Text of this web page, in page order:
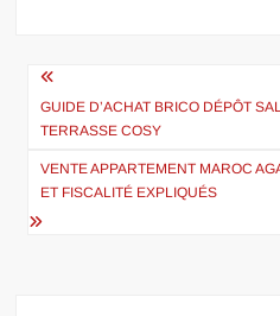
Navigation
de
l’article
GUIDE D’ACHAT BRICO DÉPÔT
TERRASSE COSY
VENTE APPARTEMENT MAROC
ET FISCALITÉ EXPLIQUÉS